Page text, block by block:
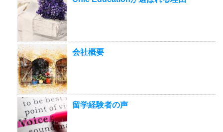
会社概要
留学経験者の声